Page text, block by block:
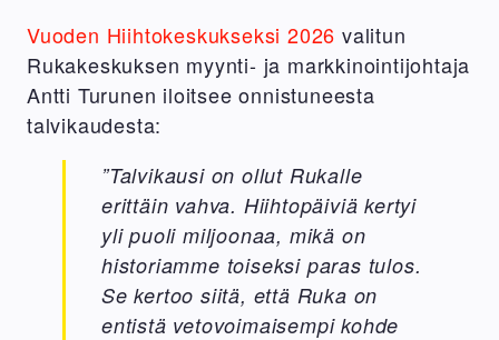
Vuoden Hiihtokeskukseksi 2026 valitun
Rukakeskuksen myynti- ja markkinointijohtaja
Antti Turunen iloitsee onnistuneesta
talvikaudesta:
”Talvikausi on ollut Rukalle
erittäin vahva. Hiihtopäiviä kertyi
yli puoli miljoonaa, mikä on
historiamme toiseksi paras tulos.
Se kertoo siitä, että Ruka on
entistä vetovoimaisempi kohde